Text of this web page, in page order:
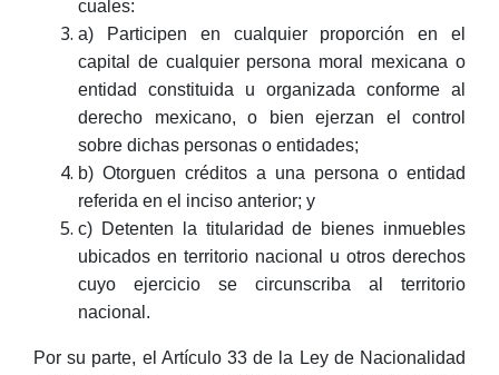
cuales:
a) Participen en cualquier proporción en el
capital de cualquier persona moral mexicana o
entidad constituida u organizada conforme al
derecho mexicano, o bien ejerzan el control
sobre dichas personas o entidades;
b) Otorguen créditos a una persona o entidad
referida en el inciso anterior; y
c) Detenten la titularidad de bienes inmuebles
ubicados en territorio nacional u otros derechos
cuyo ejercicio se circunscriba al territorio
nacional.
Por su parte, el Artículo 33 de la Ley de Nacionalidad